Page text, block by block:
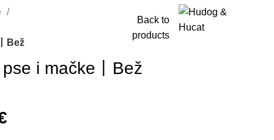
Bež
Back to
products
i mačke丨Bež